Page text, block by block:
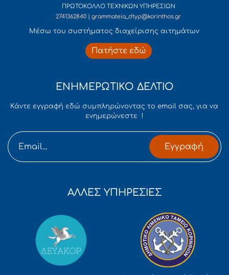
ΠΡΩΤΟΚΟΛΛΟ ΤΕΧΝΙΚΩΝ ΥΠΗΡΕΣΙΩΝ
2741362840 | grammateia_dtyp@korinthos.gr
Mέσω του συστήματος διαχείρισης αιτημάτων
Πατήστε εδώ
ΕΝΗΜΕΡΩΤΙΚΟ ΔΕΛΤΙΟ
Κάντε εγγραφή εδώ συμπληρώνοντας το email σας, για να
ενημερώνεστε !
Εγγραφή
ΑΛΛΕΣ ΥΠΗΡΕΣΙΕΣ